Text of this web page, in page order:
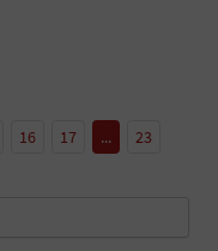
16 17 ... 23